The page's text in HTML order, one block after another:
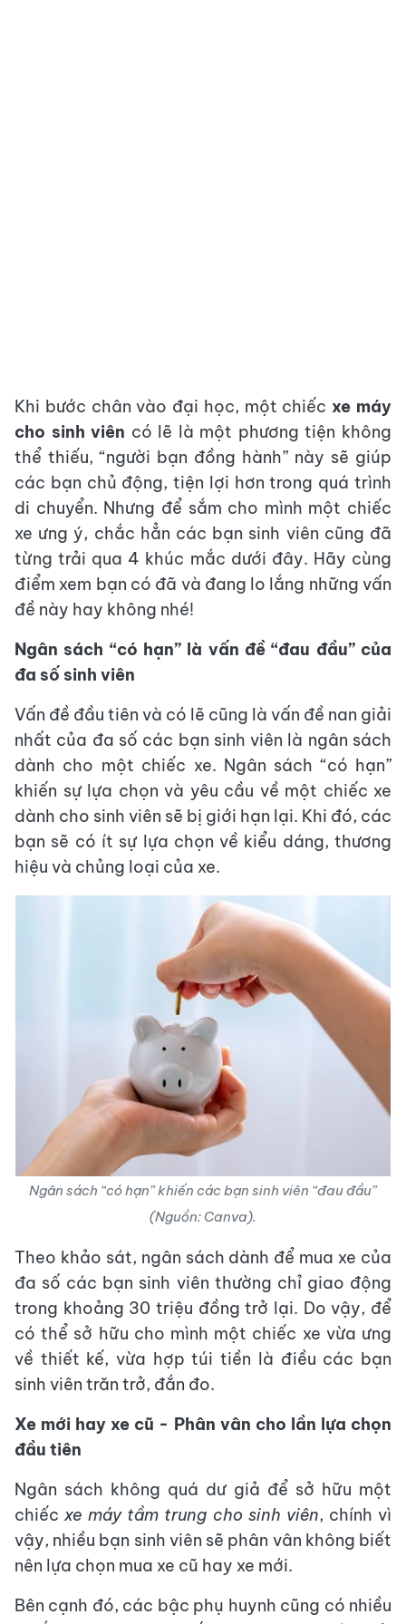
Khi bước chân vào đại học, một chiếc xe máy
cho sinh viên có lẽ là một phương tiện không
thể thiếu, “người bạn đồng hành” này sẽ giúp
các bạn chủ động, tiện lợi hơn trong quá trình
di chuyển. Nhưng để sắm cho mình một chiếc
xe ưng ý, chắc hẳn các bạn sinh viên cũng đã
từng trải qua 4 khúc mắc dưới đây. Hãy cùng
điểm xem bạn có đã và đang lo lắng những vấn
đề này hay không nhé!
Ngân sách “có hạn” là vấn đề “đau đầu” của
đa số sinh viên
Vấn đề đầu tiên và có lẽ cũng là vấn đề nan giải
nhất của đa số các bạn sinh viên là ngân sách
dành cho một chiếc xe. Ngân sách “có hạn”
khiến sự lựa chọn và yêu cầu về một chiếc xe
dành cho sinh viên sẽ bị giới hạn lại. Khi đó, các
bạn sẽ có ít sự lựa chọn về kiểu dáng, thương
hiệu và chủng loại của xe.
Ngân sách “có hạn” khiến các bạn sinh viên “đau đầu”
(Nguồn: Canva).
Theo khảo sát, ngân sách dành để mua xe của
đa số các bạn sinh viên thường chỉ giao động
trong khoảng 30 triệu đồng trở lại. Do vậy, để
có thể sở hữu cho mình một chiếc xe vừa ưng
về thiết kế, vừa hợp túi tiền là điều các bạn
sinh viên trăn trở, đắn đo.
Xe mới hay xe cũ - Phân vân cho lần lựa chọn
đầu tiên
Ngân sách không quá dư giả để sở hữu một
chiếcxe máy tầm trung cho sinh viên, chính vì
vậy, nhiều bạn sinh viên sẽ phân vân không biết
nên lựa chọn mua xe cũ hay xe mới.
Bên cạnh đó, các bậc phụ huynh cũng có nhiều